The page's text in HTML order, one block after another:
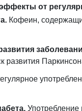
от
Кофеин,
развития
Употребление